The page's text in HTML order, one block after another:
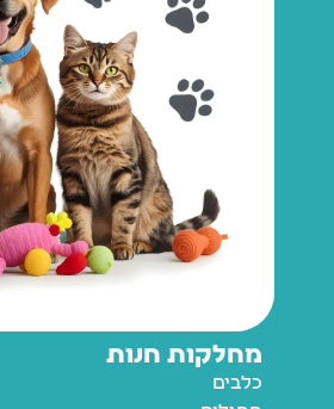
מחלקות חנות
כלבים